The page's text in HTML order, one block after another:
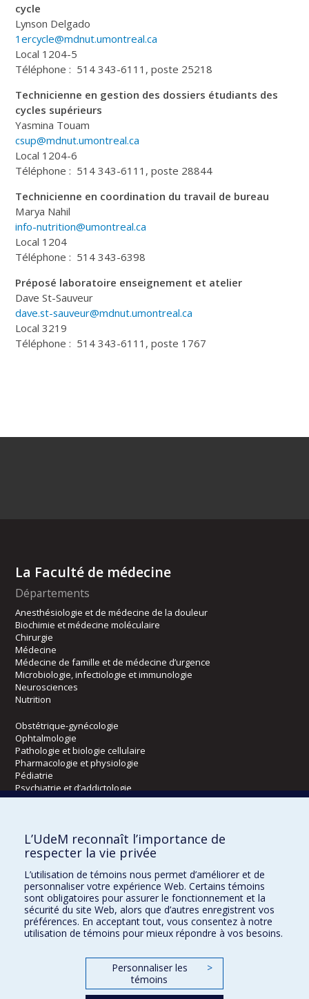
cycle
Lynson Delgado
1ercycle@mdnut.umontreal.ca
Local 1204-5
Téléphone : 514 343-6111, poste 25218
Technicienne en gestion des dossiers étudiants des
cycles supérieurs
Yasmina Touam
csup@mdnut.umontreal.ca
Local 1204-6
Téléphone : 514 343-6111, poste 28844
Technicienne en coordination du travail de bureau
Marya Nahil
info-nutrition@umontreal.ca
Local 1204
Téléphone : 514 343-6398
Préposé laboratoire enseignement et atelier
Dave St-Sauveur
dave.st-sauveur@mdnut.umontreal.ca
Local 3219
Téléphone : 514 343-6111, poste 1767
La Faculté de médecine
Départements
Anesthésiologie et de médecine de la douleur
Biochimie et médecine moléculaire
Chirurgie
Médecine
Médecine de famille et de médecine d’urgence
Microbiologie, infectiologie et immunologie
Neurosciences
Nutrition
Obstétrique-gynécologie
Ophtalmologie
Pathologie et biologie cellulaire
Pharmacologie et physiologie
Pédiatrie
Psychiatrie et d’addictologie
Radiologie, radio-oncologie et médecine nucléaire
Écoles
Orthophonie et audiologie
Réadaptation
Directions
L’UdeM reconnaît l’importance de
respecter la vie privée
L’utilisation de témoins nous permet d’améliorer et de
personnaliser votre expérience Web. Certains témoins
sont obligatoires pour assurer le fonctionnement et la
sécurité du site Web, alors que d’autres enregistrent vos
préférences. En acceptant tout, vous consentez à notre
utilisation de témoins pour mieux répondre à vos besoins.
Personnaliser les
témoins
>